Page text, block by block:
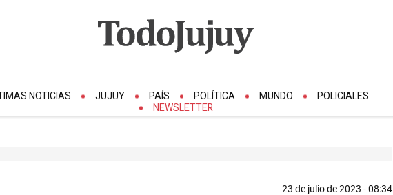
NOTICIAS JUJUY PAÍS POLÍTICA MUNDO
POLICIALES
NEWSLETTER
23 de julio de 2023 - 08:34